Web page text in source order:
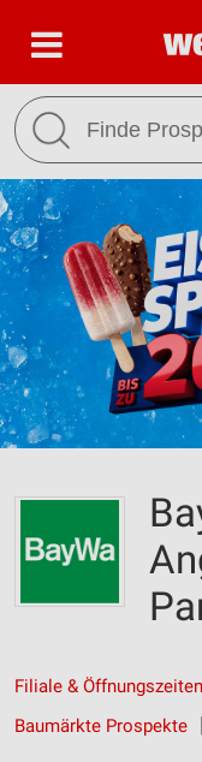
Filiale &
Baumärkte Prospekte